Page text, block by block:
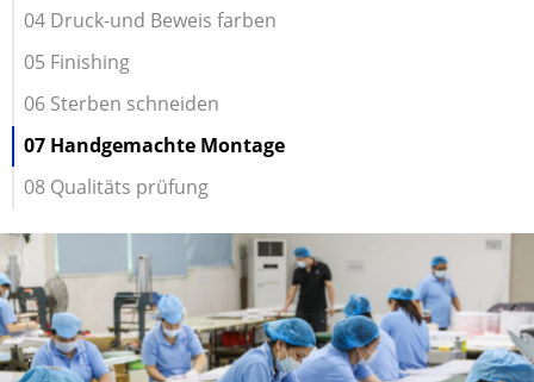
04 Druck-und Beweis farben
05 Finishing
06 Sterben schneiden
07 Handgemachte Montage
08 Qualitäts prüfung